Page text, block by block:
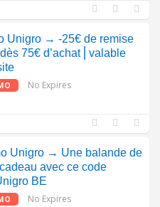
Unigro → -25€ de remise
75€ d’achat⎪valable
No Expires
Unigro → Une balande de
avec ce code
BE
No Expires